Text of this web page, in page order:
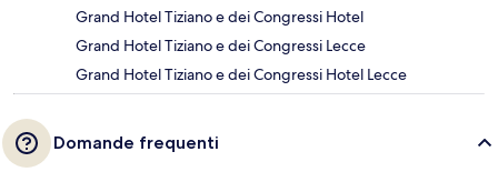
Grand Hotel Tiziano e dei Congressi Hotel
Grand Hotel Tiziano e dei Congressi Lecce
Grand Hotel Tiziano e dei Congressi Hotel Lecce
Domande frequenti